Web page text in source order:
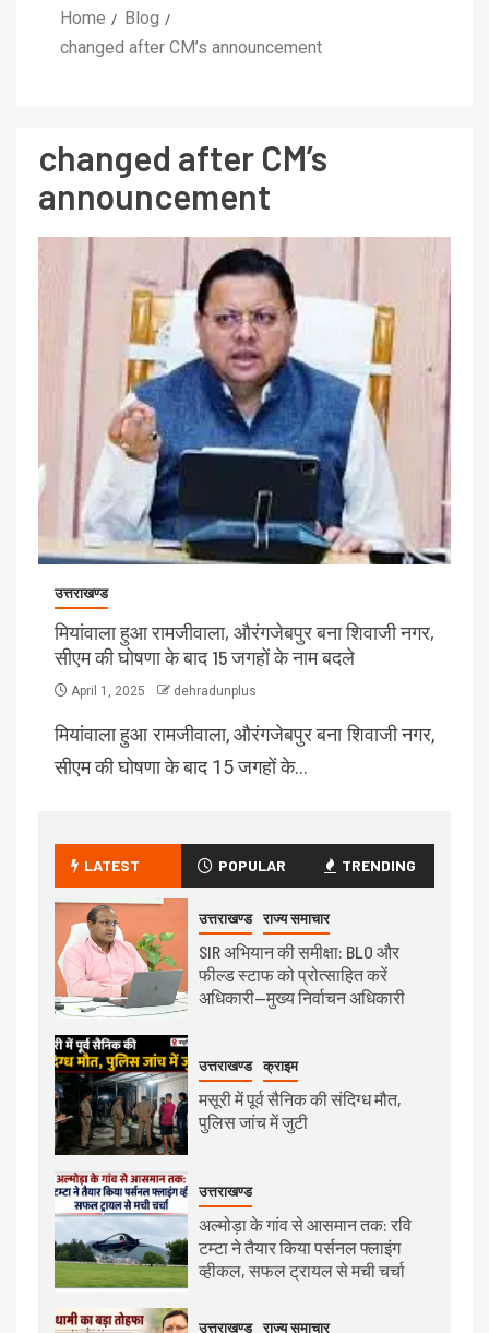
Home
Blog
changed after CM’s announcement
changed after CM’s
announcement
उत्तराखण्ड
मियांवाला हुआ रामजीवाला, औरंगजेबपुर बना शिवाजी नगर,
सीएम की घोषणा के बाद 15 जगहों के नाम बदले
April 1, 2025 dehradunplus
मियांवाला हुआ रामजीवाला, औरंगजेबपुर बना शिवाजी नगर,
सीएम की घोषणा के बाद 15 जगहों के…
LATEST POPULAR TRENDING
उत्तराखण्ड राज्य समाचार
SIR अभियान की समीक्षा: BLO और
फील्ड स्टाफ को प्रोत्साहित करें
अधिकारी—मुख्य निर्वाचन अधिकारी
उत्तराखण्ड क्राइम
मसूरी में पूर्व सैनिक की संदिग्ध मौत,
पुलिस जांच में जुटी
उत्तराखण्ड
अल्मोड़ा के गांव से आसमान तक: रवि
टम्टा ने तैयार किया पर्सनल फ्लाइंग
व्हीकल, सफल ट्रायल से मची चर्चा
उत्तराखण्ड राज्य समाचार